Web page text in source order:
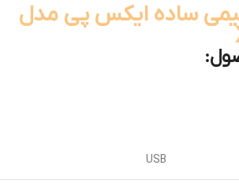
ساده ایکس پی مدل
USB